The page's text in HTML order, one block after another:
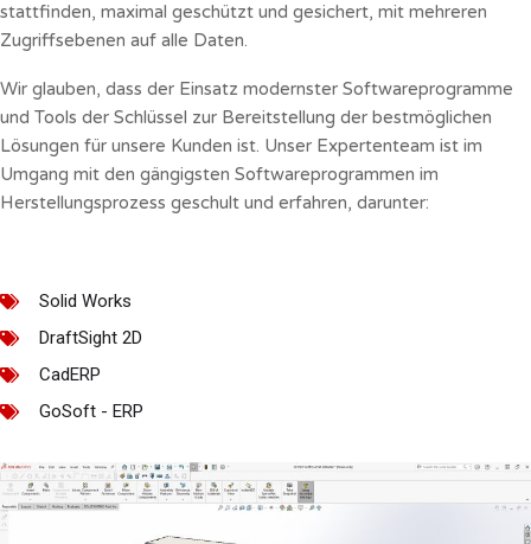
stattfinden, maximal geschützt und gesichert, mit mehreren
Zugriffsebenen auf alle Daten.
Wir glauben, dass der Einsatz modernster Softwareprogramme
und Tools der Schlüssel zur Bereitstellung der bestmöglichen
Lösungen für unsere Kunden ist. Unser Expertenteam ist im
Umgang mit den gängigsten Softwareprogrammen im
Herstellungsprozess geschult und erfahren, darunter:
Solid Works
DraftSight 2D
CadERP
GoSoft - ERP